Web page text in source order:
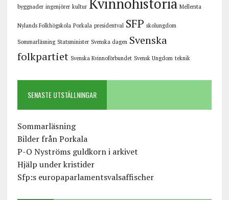
byggnader ingenjörer kultur Kvinnohistoria Mellersta
Nylands Folkhögskola Porkala presidentval SFP skolungdom
Sommarläsning Statsminister Svenska dagen Svenska
folkpartiet Svenska Kvinnoförbundet Svensk Ungdom teknik
SENASTE UTSTÄLLNINGAR
Sommarläsning
Bilder från Porkala
P-O Nyströms guldkorn i arkivet
Hjälp under kristider
Sfp:s europaparlamentsvalsaffischer